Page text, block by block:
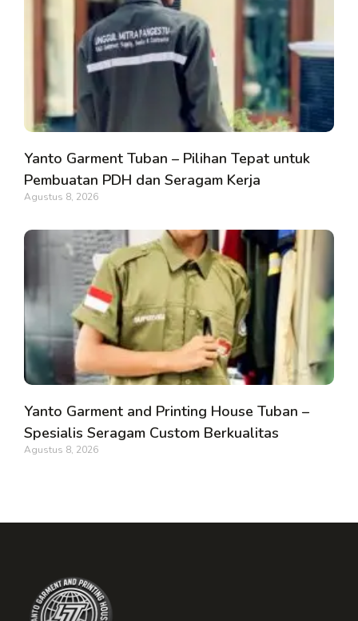
Yanto Garment Tuban – Pilihan Tepat untuk
Pembuatan PDH dan Seragam Kerja
Agustus 8, 2026
Yanto Garment and Printing House Tuban –
Spesialis Seragam Custom Berkualitas
Agustus 8, 2026